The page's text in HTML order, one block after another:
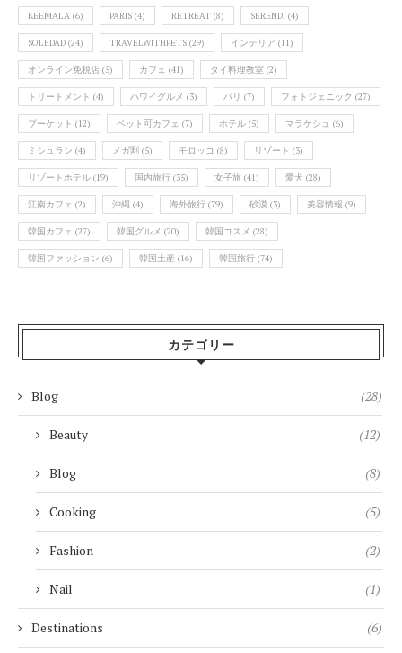
KEEMALA (6) PARIS (4) RETREAT (8) SERENDI (4)
SOLEDAD (24) TRAVELWITHPETS (29) インテリア (11)
オンライン免税店 (5) カフェ (41) タイ料理教室 (2)
トリートメント (4) ハワイグルメ (3) バリ (7) フォトジェニック (27)
プーケット (12) ペット可カフェ (7) ホテル (5) マラケシュ (6)
ミシュラン (4) メガ割 (5) モロッコ (8) リゾート (3)
リゾートホテル (19) 国内旅行 (35) 女子旅 (41) 愛犬 (28)
江南カフェ (2) 沖縄 (4) 海外旅行 (79) 砂漠 (3) 美容情報 (9)
韓国カフェ (27) 韓国グルメ (20) 韓国コスメ (28)
韓国ファッション (6) 韓国土産 (16) 韓国旅行 (74)
カテゴリー
Blog (28)
Beauty (12)
Blog (8)
Cooking (5)
Fashion (2)
Nail (1)
Destinations (6)